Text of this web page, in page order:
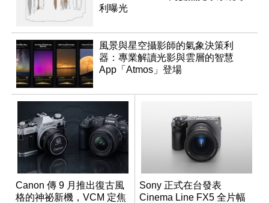
利曝光
風景與星空攝影師的氣象決策利
器：專業解讀光影與雲層的智慧
App「Atmos」登場
Canon 傳 9 月推出復古風
格的神祕新機，VCM 定焦
Sony 正式在台發表
Cinema Line FX5 全片幅